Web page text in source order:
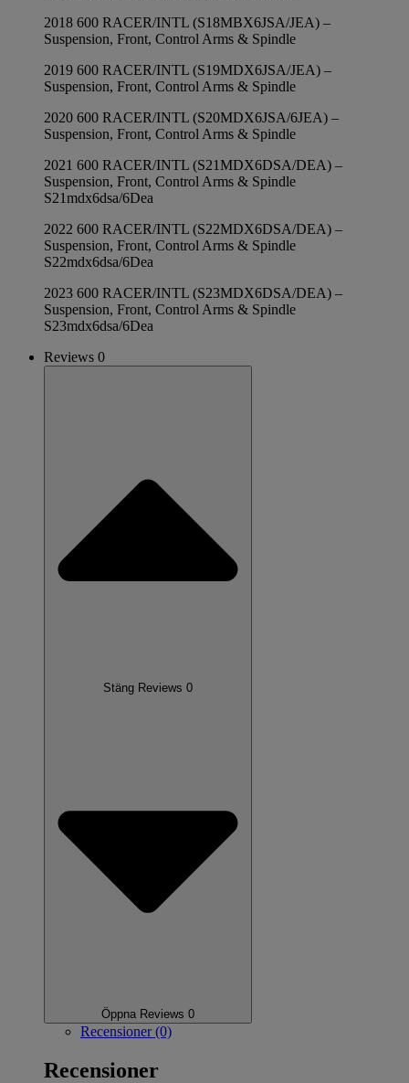
2018 600 RACER/INTL (S18MBX6JSA/JEA) –
Suspension, Front, Control Arms & Spindle
2019 600 RACER/INTL (S19MDX6JSA/JEA) –
Suspension, Front, Control Arms & Spindle
2020 600 RACER/INTL (S20MDX6JSA/6JEA) –
Suspension, Front, Control Arms & Spindle
2021 600 RACER/INTL (S21MDX6DSA/DEA) –
Suspension, Front, Control Arms & Spindle
S21mdx6dsa/6Dea
2022 600 RACER/INTL (S22MDX6DSA/DEA) –
Suspension, Front, Control Arms & Spindle
S22mdx6dsa/6Dea
2023 600 RACER/INTL (S23MDX6DSA/DEA) –
Suspension, Front, Control Arms & Spindle
S23mdx6dsa/6Dea
Reviews 0
Stäng Reviews 0
Öppna Reviews 0
Recensioner (0)
Recensioner